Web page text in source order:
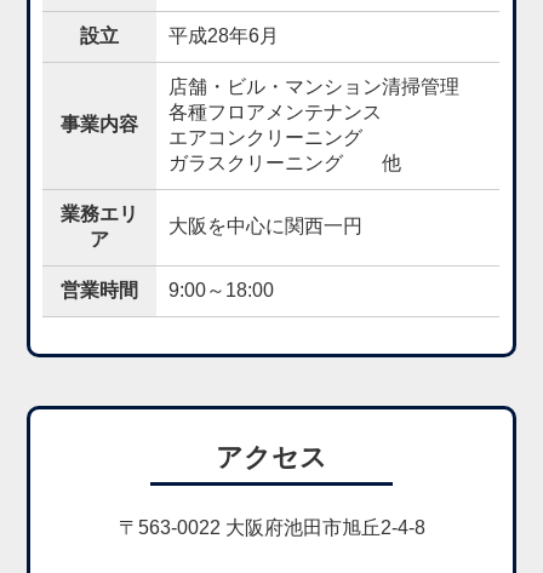
設立 平成28年6月
事業内容
店舗・ビル・マンション清掃管理
各種フロアメンテナンス
エアコンクリーニング
ガラスクリーニング 他
業務エリ
ア
大阪を中心に関西一円
営業時間 9:00～18:00
アクセス
〒563-0022 大阪府池田市旭丘2-4-8